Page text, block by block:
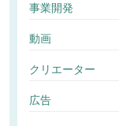
事業開発
動画
クリエーター
広告